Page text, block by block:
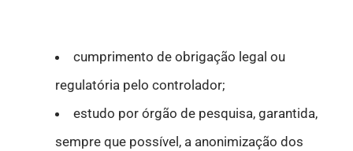
cumprimento de obrigação legal ou
regulatória pelo controlador;
estudo por órgão de pesquisa, garantida,
sempre que possível, a anonimização dos